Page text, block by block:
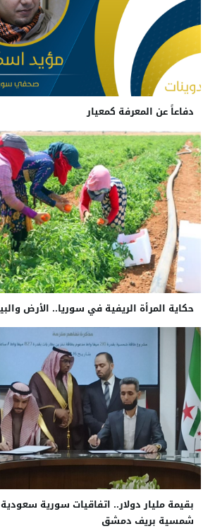
دفاعاً عن المعرفة كمعيار
حكاية المرأة الريفية في سوريا.. الأرض
بقيمة مليار دولار.. اتفاقيات سورية
شمسية بريف دمشق